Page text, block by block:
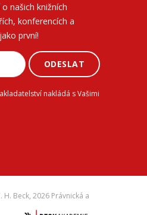
našich knižních
konferencích a
první!
ODESLAT
nakládá s Vašimi
H. Beck, 2026 Právnická a